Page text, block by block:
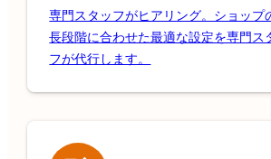
専門スタッフがヒアリング。ショップ
長段階に合わせた最適な設定を専門ス
フが代行します。